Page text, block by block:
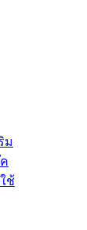
ม
ช้